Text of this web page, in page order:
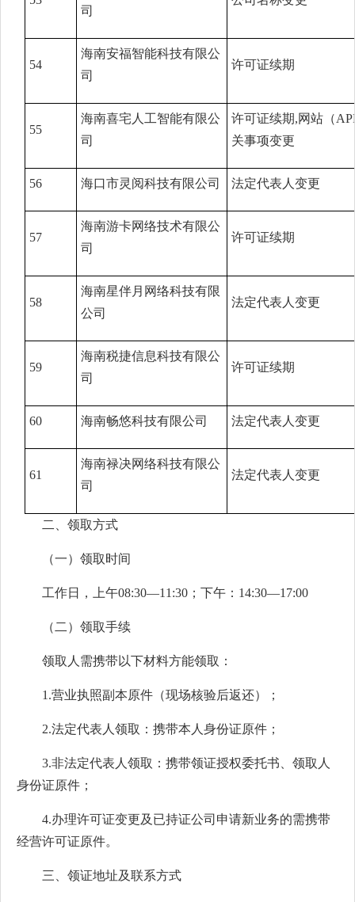
司
54
海南安福智能科技有限公
司
许可证续期
55
海南喜宅人工智能有限公
司
许可证续期,网站（
关事项变更
56 海口市灵阅科技有限公司 法定代表人变更
57
海南游卡网络技术有限公
司
许可证续期
58
海南星伴月网络科技有限
公司
法定代表人变更
59
海南税捷信息科技有限公
司
许可证续期
60 海南畅悠科技有限公司 法定代表人变更
61
海南禄决网络科技有限公
司
法定代表人变更
二、领取方式
（一）领取时间
工作日，上午08:30—11:30；下午：14:30—17:00
（二）领取手续
领取人需携带以下材料方能领取：
1.营业执照副本原件（现场核验后返还）；
2.法定代表人领取：携带本人身份证原件；
3.非法定代表人领取：携带领证授权委托书、领取人
身份证原件；
4.办理许可证变更及已持证公司申请新业务的需携带
经营许可证原件。
三、领证地址及联系方式